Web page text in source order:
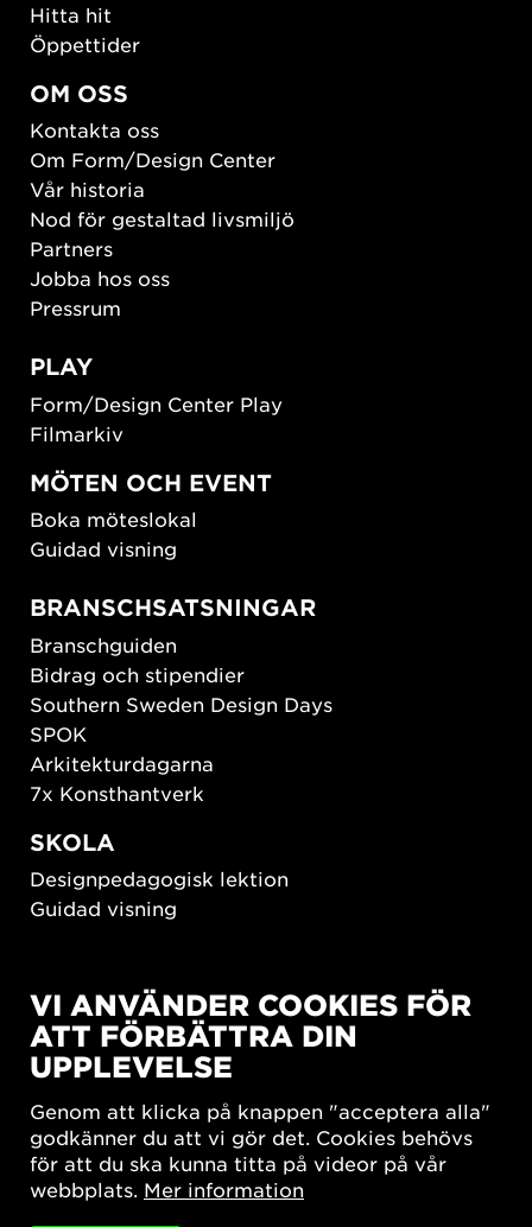
Hitta hit
Öppettider
OM OSS
Kontakta oss
Om Form/Design Center
Vår historia
Nod för gestaltad livsmiljö
Partners
Jobba hos oss
Pressrum
PLAY
Form/Design Center Play
Filmarkiv
MÖTEN OCH EVENT
Boka möteslokal
Guidad visning
BRANSCHSATSNINGAR
Branschguiden
Bidrag och stipendier
Southern Sweden Design Days
SPOK
Arkitekturdagarna
7x Konsthantverk
SKOLA
Designpedagogisk lektion
Guidad visning
New European Bauhaus
SUSTAINORDIC
Share Future Living
What Matter_s
VI ANVÄNDER COOKIES FÖR
ATT FÖRBÄTTRA DIN
UPPLEVELSE
Genom att klicka på knappen "acceptera alla"
godkänner du att vi gör det. Cookies behövs
för att du ska kunna titta på videor på vår
webbplats. Mer information